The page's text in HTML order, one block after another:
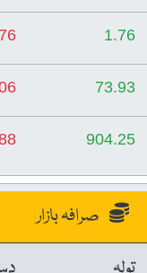
1.76
73.93
904.25
صرافہ بازار